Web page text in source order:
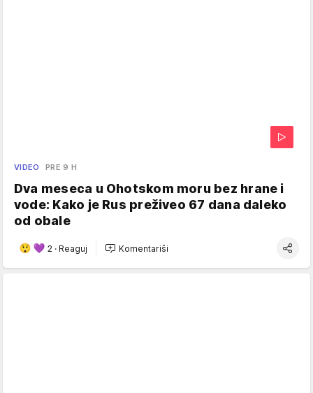
VIDEO PRE 9 H
Dva meseca u Ohotskom moru bez hrane i
vode: Kako je Rus preživeo 67 dana daleko
od obale
2 · Reaguj Komentariši